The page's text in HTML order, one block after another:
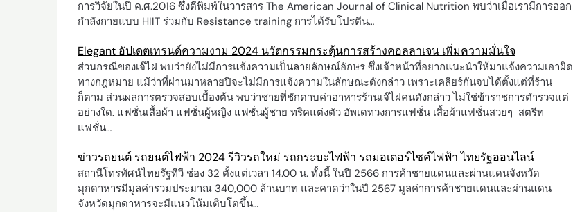
การวิจัยในปี ค.ศ.2016 ซึ่งตีพิมพ์ในวารสาร The American Journal of Clinical Nutrition พบว่าเมื่อเรามีการออก
กำลังกายแบบ HIIT ร่วมกับ Resistance training การได้รับโปรตีน…
Elegant อัปเดตเทรนด์ความงาม 2024 นวัตกรรมกระตุ้นการสร้างคอลลาเจน เพิ่มความมั่นใจ
ส่วนกรณีของเจ๊ไฝ พบว่ายังไม่มีการแจ้งความเป็นลายลักษณ์อักษร ซึ่งเจ้าหน้าที่อยากแนะนำให้มาแจ้งความเอาผิด
ทางกฎหมาย แม้ว่าที่ผ่านมาหลายปีจะไม่มีการแจ้งความในลักษณะดังกล่าว เพราะเคลียร์กันจบได้ตั้งแต่ที่ร้าน
ก็ตาม ส่วนผลการตรวจสอบเบื้องต้น พบว่าชายที่ชักดาบค่าอาหารร้านเจ๊ไฝคนดังกล่าว ไม่ใช่ข้าราชการตำรวจแต่
อย่างใด. แฟชั่นเสื้อผ้า แฟชั่นผู้หญิง แฟชั่นผู้ชาย ทริคแต่งตัว อัพเดทวงการแฟชั่น เสื้อผ้าแฟชั่นสวยๆ สตรีท
แฟชั่น…
ข่าวรถยนต์ รถยนต์ไฟฟ้า 2024 รีวิวรถใหม่ รถกระบะไฟฟ้า รถมอเตอร์ไซค์ไฟฟ้า ไทยรัฐออนไลน์
สถานีโทรทัศน์ไทยรัฐทีวี ช่อง 32 ตั้งแต่เวลา 14.00 น. ทั้งนี้ ในปี 2566 การค้าชายแดนและผ่านแดนจังหวัด
มุกดาหารมีมูลค่ารวมประมาณ 340,000 ล้านบาท และคาดว่าในปี 2567 มูลค่าการค้าชายแดนและผ่านแดน
จังหวัดมุกดาหารจะมีแนวโน้มเติบโตขึ้น…